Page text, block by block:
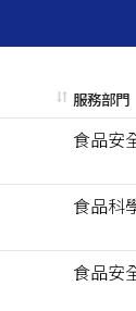
服務部門
食品安
食品科
食品安